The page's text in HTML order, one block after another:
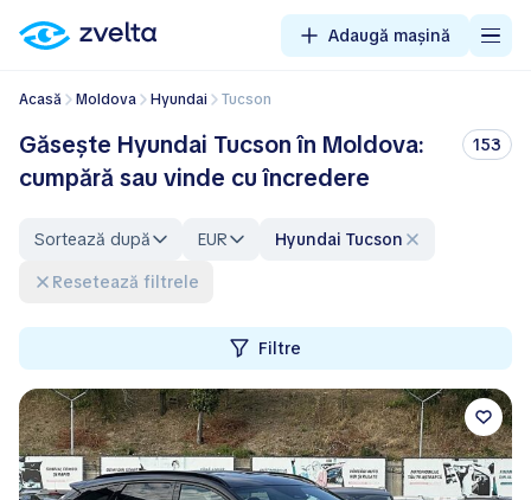
Adaugă mașină
Acasă Moldova Hyundai Tucson
Găsește Hyundai Tucson în Moldova:
cumpără sau vinde cu încredere
153
Sortează după EUR
Hyundai Tucson
Resetează filtrele
Filtre